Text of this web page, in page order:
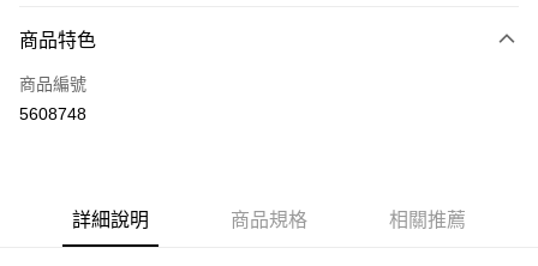
信用卡一次付款
超商取貨付款
街口支付
商品特色
商品編號
5608748
詳細說明 商品規格 相關推薦